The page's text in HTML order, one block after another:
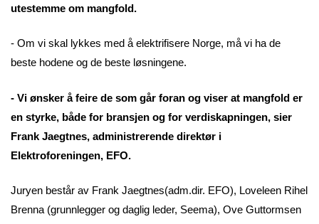
utestemme om mangfold.
- Om vi skal lykkes med å elektrifisere Norge, må vi ha de
beste hodene og de beste løsningene.
- Vi ønsker å feire de som går foran og viser at mangfold er
en styrke, både for bransjen og for verdiskapningen, sier
Frank Jaegtnes, administrerende direktør i
Elektroforeningen, EFO.
Juryen består av Frank Jaegtnes(adm.dir. EFO), Loveleen Rihel
Brenna (grunnlegger og daglig leder, Seema), Ove Guttormsen